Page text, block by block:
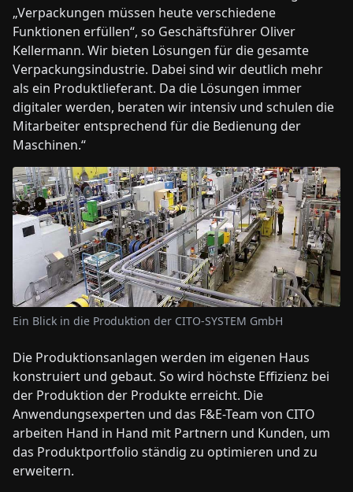
„Verpackungen müssen heute verschiedene
Funktionen erfüllen“, so Geschäftsführer Oliver
Kellermann. Wir bieten Lösungen für die gesamte
Verpackungsindustrie. Dabei sind wir deutlich mehr
als ein Produktlieferant. Da die Lösungen immer
digitaler werden, beraten wir intensiv und schulen die
Mitarbeiter entsprechend für die Bedienung der
Maschinen.“
Ein Blick in die Produktion der CITO-SYSTEM GmbH
Die Produktionsanlagen werden im eigenen Haus
konstruiert und gebaut. So wird höchste Effizienz bei
der Produktion der Produkte erreicht. Die
Anwendungsexperten und das F&E-Team von CITO
arbeiten Hand in Hand mit Partnern und Kunden, um
das Produktportfolio ständig zu optimieren und zu
erweitern.